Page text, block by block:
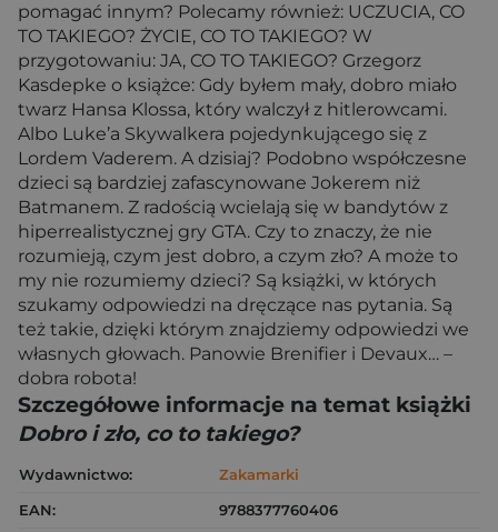
pomagać innym? Polecamy również: UCZUCIA, CO
TO TAKIEGO? ŻYCIE, CO TO TAKIEGO? W
przygotowaniu: JA, CO TO TAKIEGO? Grzegorz
Kasdepke o książce: Gdy byłem mały, dobro miało
twarz Hansa Klossa, który walczył z hitlerowcami.
Albo Luke’a Skywalkera pojedynkującego się z
Lordem Vaderem. A dzisiaj? Podobno współczesne
dzieci są bardziej zafascynowane Jokerem niż
Batmanem. Z radością wcielają się w bandytów z
hiperrealistycznej gry GTA. Czy to znaczy, że nie
rozumieją, czym jest dobro, a czym zło? A może to
my nie rozumiemy dzieci? Są książki, w których
szukamy odpowiedzi na dręczące nas pytania. Są
też takie, dzięki którym znajdziemy odpowiedzi we
własnych głowach. Panowie Brenifier i Devaux… –
dobra robota!
Szczegółowe informacje na temat książki
Dobro i zło, co to takiego?
Wydawnictwo:
Zakamarki
EAN:
9788377760406